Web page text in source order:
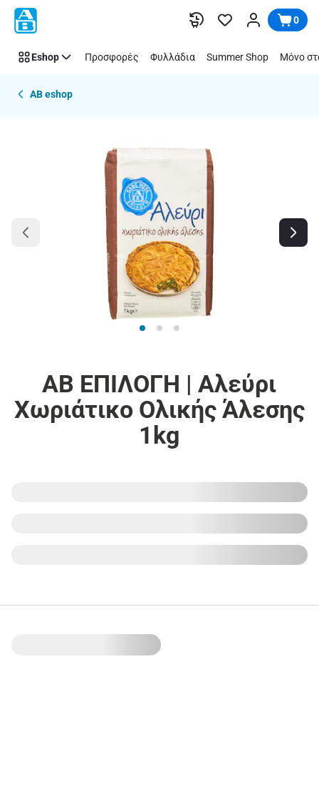
Παράλειψη 0
Eshop Προσφορές Φυλλάδια Summer Shop Μόνο
AB eshop
ΑΒ ΕΠΙΛΟΓΗ | Αλεύρι
Χωριάτικο Ολικής Άλεσης
1kg